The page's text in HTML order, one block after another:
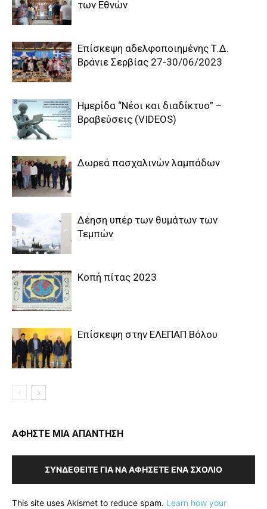
των Εθνών
Επίσκεψη αδελφοποιημένης Τ.Δ.
Βράνιε Σερβίας 27-30/06/2023
Ημερίδα “Νέοι και διαδίκτυο” –
Βραβεύσεις (VIDEOS)
Δωρεά πασχαλινών λαμπάδων
Δέηση υπέρ των θυμάτων των
Τεμπών
Κοπή πίτας 2023
Επίσκεψη στην ΕΛΕΠΑΠ Βόλου
ΑΦΗΣΤΕ ΜΙΑ ΑΠΑΝΤΗΣΗ
ΣΥΝΔΕΘΕΊΤΕ ΓΙΑ ΝΑ ΑΦΉΣΕΤΕ ΈΝΑ ΣΧΌΛΙΟ
This site uses Akismet to reduce spam. Learn how your